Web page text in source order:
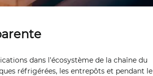
dans l'écosystème de la chaîne du
réfrigérées, les entrepôts et pendant le